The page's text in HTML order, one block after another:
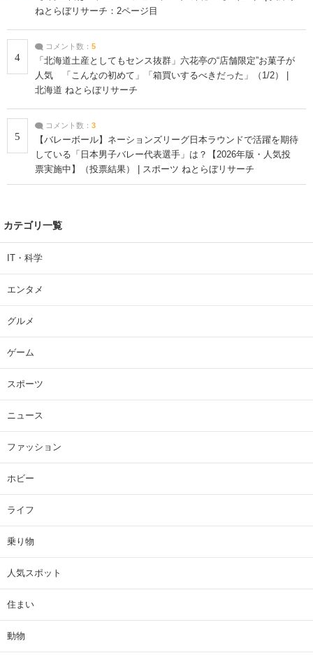
ねとらぼリサーチ：2ページ目
4
コメント数： 5
「北海道土産としてもセンス抜群」六花亭の“店舗限定”お菓子が
人気 「こんなの初めて」「箱買いするべきだった」（1/2） |
北海道 ねとらぼリサーチ
5
コメント数： 3
【バレーボール】ネーションズリーグ日本ラウンドで活躍を期待
している「日本男子バレー代表選手」は？【2026年版・人気投
票実施中】（投票結果） | スポーツ ねとらぼリサーチ
カテゴリ一覧
IT・科学
エンタメ
グルメ
ゲーム
スポーツ
ニュース
ファッション
ホビー
ライフ
乗り物
人気スポット
住まい
動物